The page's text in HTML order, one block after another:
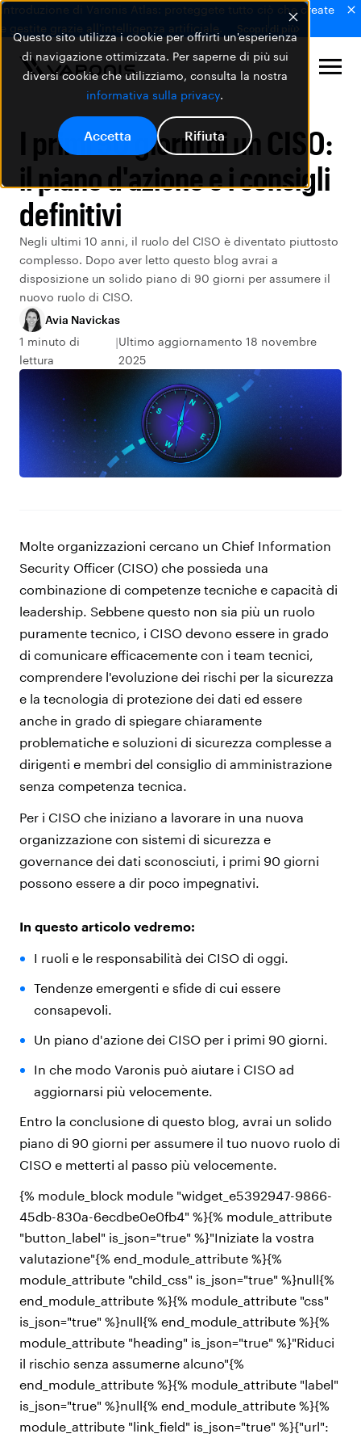
Questo sito utilizza i cookie per offrirti un'esperienza
di navigazione ottimizzata. Per saperne di più sui
diversi cookie che utilizziamo, consulta la nostra
informativa sulla privacy.
Accetta Rifiuta
Introduzione di Varonis Atlas: proteggete tutto ciò che create
e gestite grazie all'intelligenza artificiale.
Scopri di più
I primi 90 giorni di un CISO:
il piano d'azione e i consigli
definitivi
Negli ultimi 10 anni, il ruolo del CISO è diventato piuttosto
complesso. Dopo aver letto questo blog avrai a
disposizione un solido piano di 90 giorni per assumere il
nuovo ruolo di CISO.
Avia Navickas
1 minuto di
lettura
Ultimo aggiornamento 18 novembre
2025
Molte organizzazioni cercano un Chief Information
Security Officer (CISO) che possieda una
combinazione di competenze tecniche e capacità di
leadership. Sebbene questo non sia più un ruolo
puramente tecnico, i CISO devono essere in grado
di comunicare efficacemente con i team tecnici,
comprendere l'evoluzione dei rischi per la sicurezza
e la tecnologia di protezione dei dati ed essere
anche in grado di spiegare chiaramente
problematiche e soluzioni di sicurezza complesse a
dirigenti e membri del consiglio di amministrazione
senza competenza tecnica.
Per i CISO che iniziano a lavorare in una nuova
organizzazione con sistemi di sicurezza e
governance dei dati sconosciuti, i primi 90 giorni
possono essere a dir poco impegnativi.
In questo articolo vedremo:
I ruoli e le responsabilità dei CISO di oggi.
Tendenze emergenti e sfide di cui essere
consapevoli.
Un piano d'azione dei CISO per i primi 90 giorni.
In che modo Varonis può aiutare i CISO ad
aggiornarsi più velocemente.
Entro la conclusione di questo blog, avrai un solido
piano di 90 giorni per assumere il tuo nuovo ruolo di
CISO e metterti al passo più velocemente.
{% module_block module "widget_e5392947-9866-
45db-830a-6ecdbe0e0fb4" %}{% module_attribute
"button_label" is_json="true" %}"Iniziate la vostra
valutazione"{% end_module_attribute %}{%
module_attribute "child_css" is_json="true" %}null{%
end_module_attribute %}{% module_attribute "css"
is_json="true" %}null{% end_module_attribute %}{%
module_attribute "heading" is_json="true" %}"Riduci
il rischio senza assumerne alcuno"{%
end_module_attribute %}{% module_attribute "label"
is_json="true" %}null{% end_module_attribute %}{%
module_attribute "link_field" is_json="true" %}{"url":